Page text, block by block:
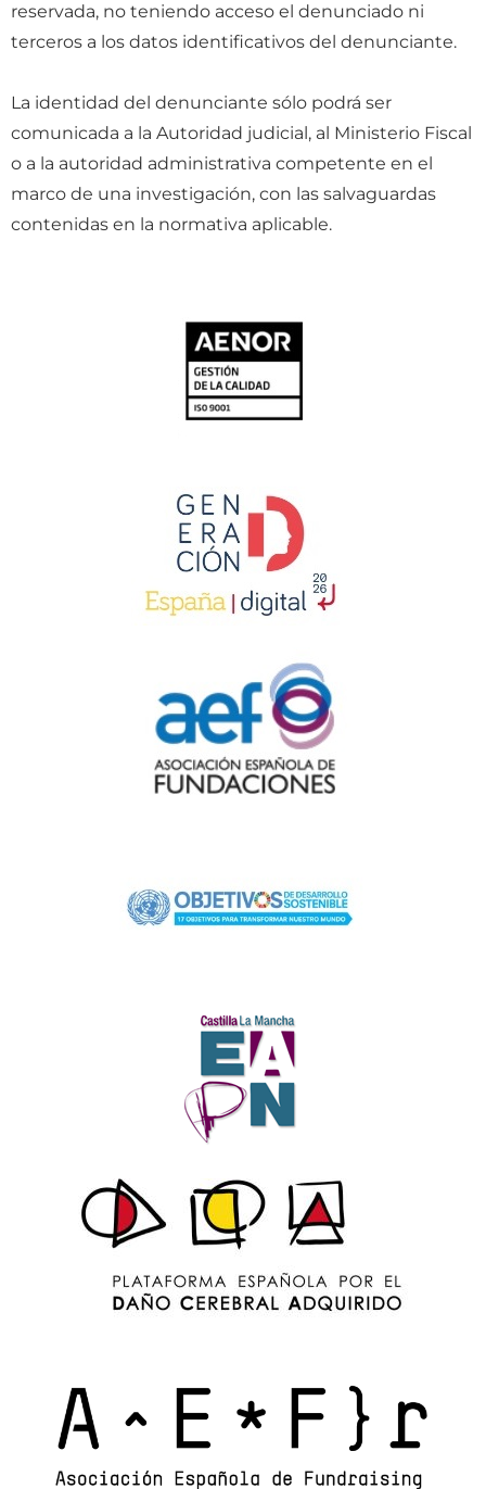
reservada, no teniendo acceso el denunciado ni
terceros a los datos identificativos del denunciante.
La identidad del denunciante sólo podrá ser
comunicada a la Autoridad judicial, al Ministerio Fiscal
o a la autoridad administrativa competente en el
marco de una investigación, con las salvaguardas
contenidas en la normativa aplicable.